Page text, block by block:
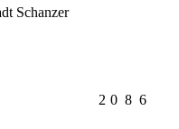
Schanzer
2 0 8 6